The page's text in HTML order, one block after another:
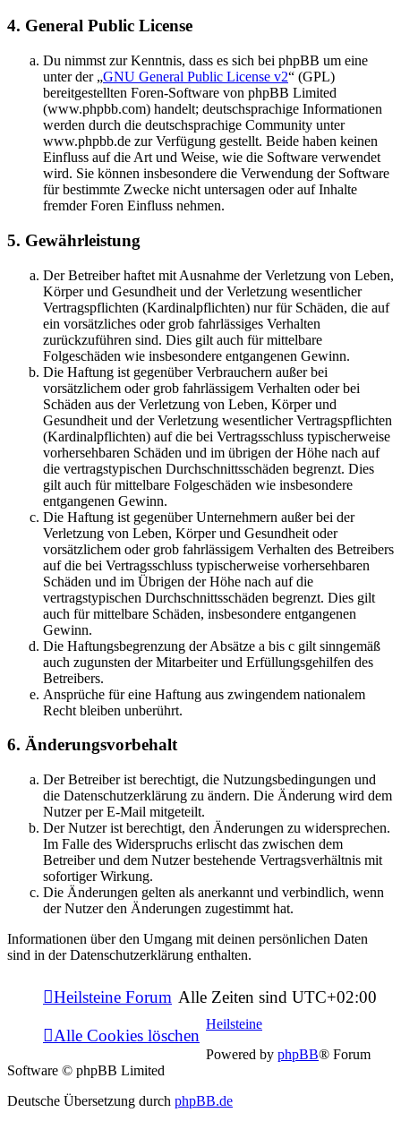
4. General Public License
Du nimmst zur Kenntnis, dass es sich bei phpBB um eine
unter der „GNU General Public License v2“ (GPL)
bereitgestellten Foren-Software von phpBB Limited
(www.phpbb.com) handelt; deutschsprachige Informationen
werden durch die deutschsprachige Community unter
www.phpbb.de zur Verfügung gestellt. Beide haben keinen
Einfluss auf die Art und Weise, wie die Software verwendet
wird. Sie können insbesondere die Verwendung der Software
für bestimmte Zwecke nicht untersagen oder auf Inhalte
fremder Foren Einfluss nehmen.
5. Gewährleistung
Der Betreiber haftet mit Ausnahme der Verletzung von Leben,
Körper und Gesundheit und der Verletzung wesentlicher
Vertragspflichten (Kardinalpflichten) nur für Schäden, die auf
ein vorsätzliches oder grob fahrlässiges Verhalten
zurückzuführen sind. Dies gilt auch für mittelbare
Folgeschäden wie insbesondere entgangenen Gewinn.
Die Haftung ist gegenüber Verbrauchern außer bei
vorsätzlichem oder grob fahrlässigem Verhalten oder bei
Schäden aus der Verletzung von Leben, Körper und
Gesundheit und der Verletzung wesentlicher Vertragspflichten
(Kardinalpflichten) auf die bei Vertragsschluss typischerweise
vorhersehbaren Schäden und im übrigen der Höhe nach auf
die vertragstypischen Durchschnittsschäden begrenzt. Dies
gilt auch für mittelbare Folgeschäden wie insbesondere
entgangenen Gewinn.
Die Haftung ist gegenüber Unternehmern außer bei der
Verletzung von Leben, Körper und Gesundheit oder
vorsätzlichem oder grob fahrlässigem Verhalten des Betreibers
auf die bei Vertragsschluss typischerweise vorhersehbaren
Schäden und im Übrigen der Höhe nach auf die
vertragstypischen Durchschnittsschäden begrenzt. Dies gilt
auch für mittelbare Schäden, insbesondere entgangenen
Gewinn.
Die Haftungsbegrenzung der Absätze a bis c gilt sinngemäß
auch zugunsten der Mitarbeiter und Erfüllungsgehilfen des
Betreibers.
Ansprüche für eine Haftung aus zwingendem nationalem
Recht bleiben unberührt.
6. Änderungsvorbehalt
Der Betreiber ist berechtigt, die Nutzungsbedingungen und
die Datenschutzerklärung zu ändern. Die Änderung wird dem
Nutzer per E-Mail mitgeteilt.
Der Nutzer ist berechtigt, den Änderungen zu widersprechen.
Im Falle des Widerspruchs erlischt das zwischen dem
Betreiber und dem Nutzer bestehende Vertragsverhältnis mit
sofortiger Wirkung.
Die Änderungen gelten als anerkannt und verbindlich, wenn
der Nutzer den Änderungen zugestimmt hat.
Informationen über den Umgang mit deinen persönlichen Daten
sind in der Datenschutzerklärung enthalten.
Heilsteine Forum Alle Zeiten sind UTC+02:00
Alle Cookies löschen
Heilsteine
Powered by phpBB® Forum
Software © phpBB Limited
Deutsche Übersetzung durch phpBB.de